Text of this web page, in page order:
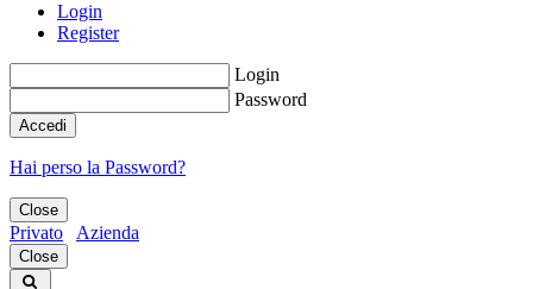
Login
Register
Login
Password
Accedi
Hai perso la Password?
Close
Privato Azienda
Close